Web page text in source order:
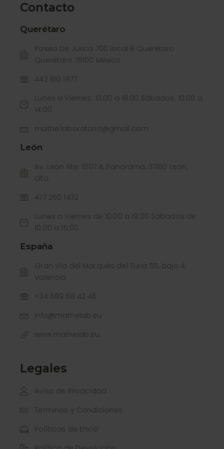
Contacto
Querétaro
Paseo De Jurica 700 local 8 Querétaro
Querétaro 76100 México
442 810 1877
Lunes a Viernes: 10:00 a 18:00 Sábados: 10:00 a
14:00
mathe.laboratorio@gmail.com
León
Av. León Nte. 1007 A, Panorama, 37160 León,
Gto.
477 260 1432
Lunes a Viernes de 10:00 a 19:00 Sábados de
10:00 a 15:00
España
Gran Vía del Marqués del Turia 55, bajo 4,
Valencia
+34 689 68 42 46
info@mathelab.eu
www.mathelab.eu
Legales
Aviso de Privacidad
Términos y Condiciones
Políticas de Envió